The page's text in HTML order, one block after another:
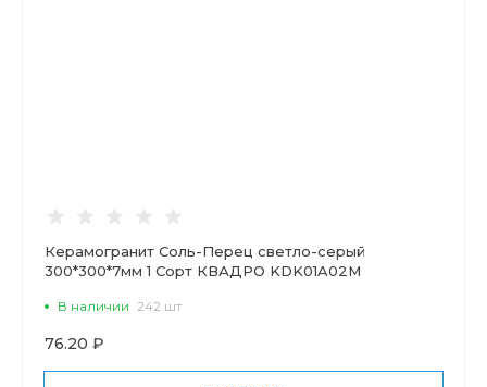
Керамогранит Соль-Перец светло-серый
300*300*7мм 1 Сорт КВАДРО KDK01A02M
В наличии 242 шт
76.20 ₽